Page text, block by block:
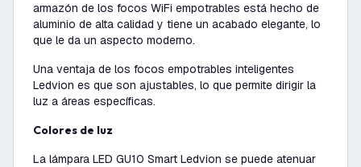
armazón de los focos WiFi empotrables está hecho de
aluminio de alta calidad y tiene un acabado elegante, lo
que le da un aspecto moderno.
Una ventaja de los focos empotrables inteligentes
Ledvion es que son ajustables, lo que permite dirigir la
luz a áreas específicas.
Colores de luz
La lámpara LED GU10 Smart Ledvion se puede atenuar